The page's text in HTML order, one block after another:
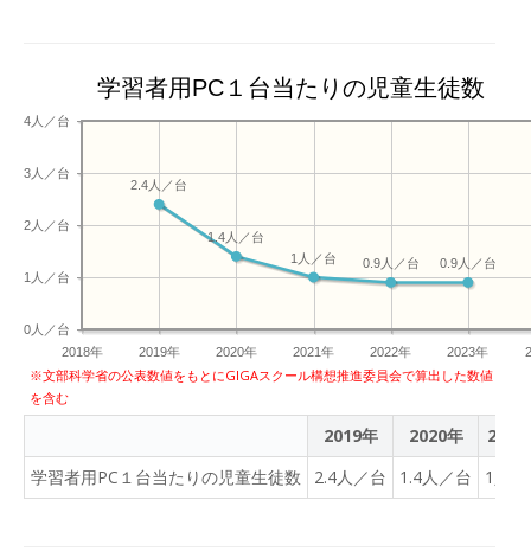
学習者用PC１台当たりの児童生徒数
2018年 2019年 2020年 2021年 2022年 2023年
0人／台
1人／台
2人／台
3人／台
4人／台
0.9人／台
0.9人／台
1人／台
1.4人／台
2.4人／台
※文部科学省の公表数値をもとにGIGAスクール構想推進委員会で算出した数値
を含む
2019年 2020年
2021
学習者用PC１台当たりの児童生徒数
2.4人／台 1.4人／台 1人